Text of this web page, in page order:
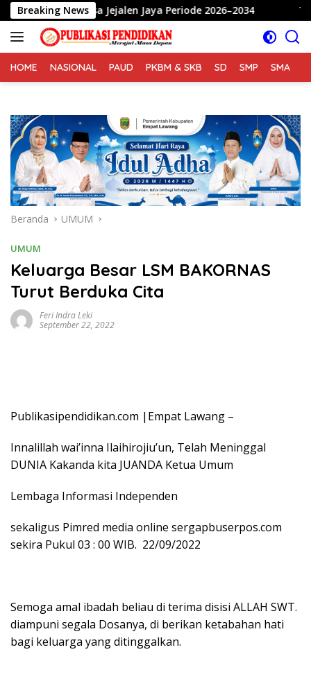
Langsung
ke
konten
Breaking News
Jejalen Jaya Periode 2026–2034 Tangis Haru
HOME NASIONAL PAUD PKBM & SKB SD SMP SMA
Beranda UMUM
UMUM
Keluarga Besar LSM BAKORNAS
Turut Berduka Cita
Feri Indra Leki
September 22, 2022
Publikasipendidikan.com |Empat Lawang –
Innalillah wai’inna Ilaihirojiu’un, Telah Meninggal
DUNIA Kakanda kita JUANDA Ketua Umum
Lembaga Informasi Independen
sekaligus Pimred media online sergapbuserpos.com
sekira Pukul 03 : 00 WIB. 22/09/2022
Semoga amal ibadah beliau di terima disisi ALLAH SWT.
diampuni segala Dosanya, di berikan ketabahan hati
bagi keluarga yang ditinggalkan.